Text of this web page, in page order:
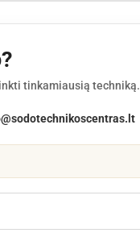
tinkamiausią techniką.